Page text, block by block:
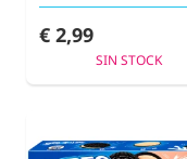
€ 2,99
SIN STOCK